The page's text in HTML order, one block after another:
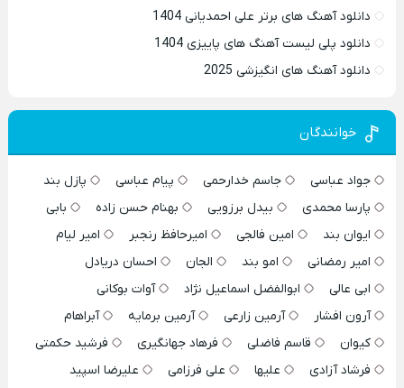
دانلود آهنگ های برتر علی احمدیانی 1404
دانلود پلی لیست آهنگ های پاییزی 1404
دانلود آهنگ های انگیزشی 2025
خوانندگان
جواد عباسی جاسم خدارحمی پیام عباسی
پازل بند
پارسا محمدی
بیدل برزویی بهنام حسن زاده
بابی
ایوان بند
امین فالجی امیرحافظ رنجبر
امیر لیام
امیر رمضانی
امو بند الجان
احسان دریادل
ابی عالی
ابوالفضل اسماعیل نژاد
آوات بوکانی
آرون افشار
آرمین زارعی آرمین برمایه
آبراهام
کیوان
قاسم فاضلی فرهاد جهانگیری
فرشید حکمتی
فرشاد آزادی
علیها علی فرزامی
علیرضا اسپید